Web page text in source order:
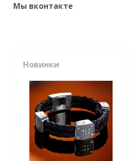
Мы вконтакте
Новинки